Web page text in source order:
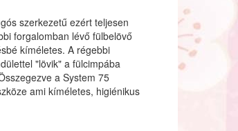
szerkezetű ezért teljesen
forgalomban lévő fülbelövő
kíméletes. A régebbi
"lövik" a fülcimpába
a System 75
ami kíméletes, higiénikus